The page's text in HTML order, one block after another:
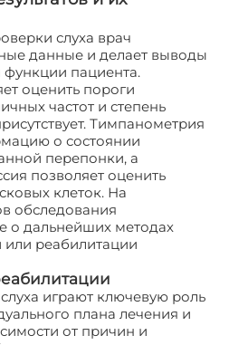
слуха врач
данные и делает выводы
функции пациента.
оценить пороги
частот и степень
Тимпанометрия
о состоянии
перепонки, а
позволяет оценить
клеток. На
обследования
о дальнейших методах
или реабилитации
играют ключевую роль
плана лечения и
от причин и